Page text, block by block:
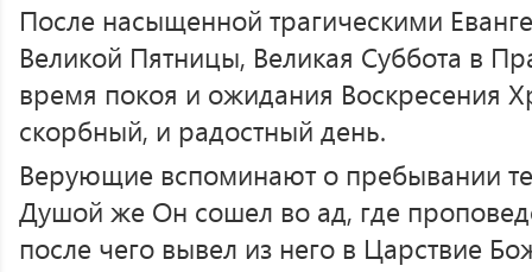
После насыщенной трагическими
Великой Пятницы, Великая Суббота в
время покоя и ожидания Воскресения
скорбный, и радостный день.
Верующие вспоминают о пребывании
Душой же Он сошел во ад, где
после чего вывел из него в Царствие